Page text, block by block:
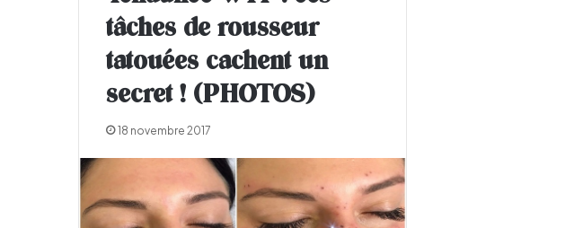
tâches de rousseur
tatouées cachent un
secret ! (PHOTOS)
18 novembre 2017